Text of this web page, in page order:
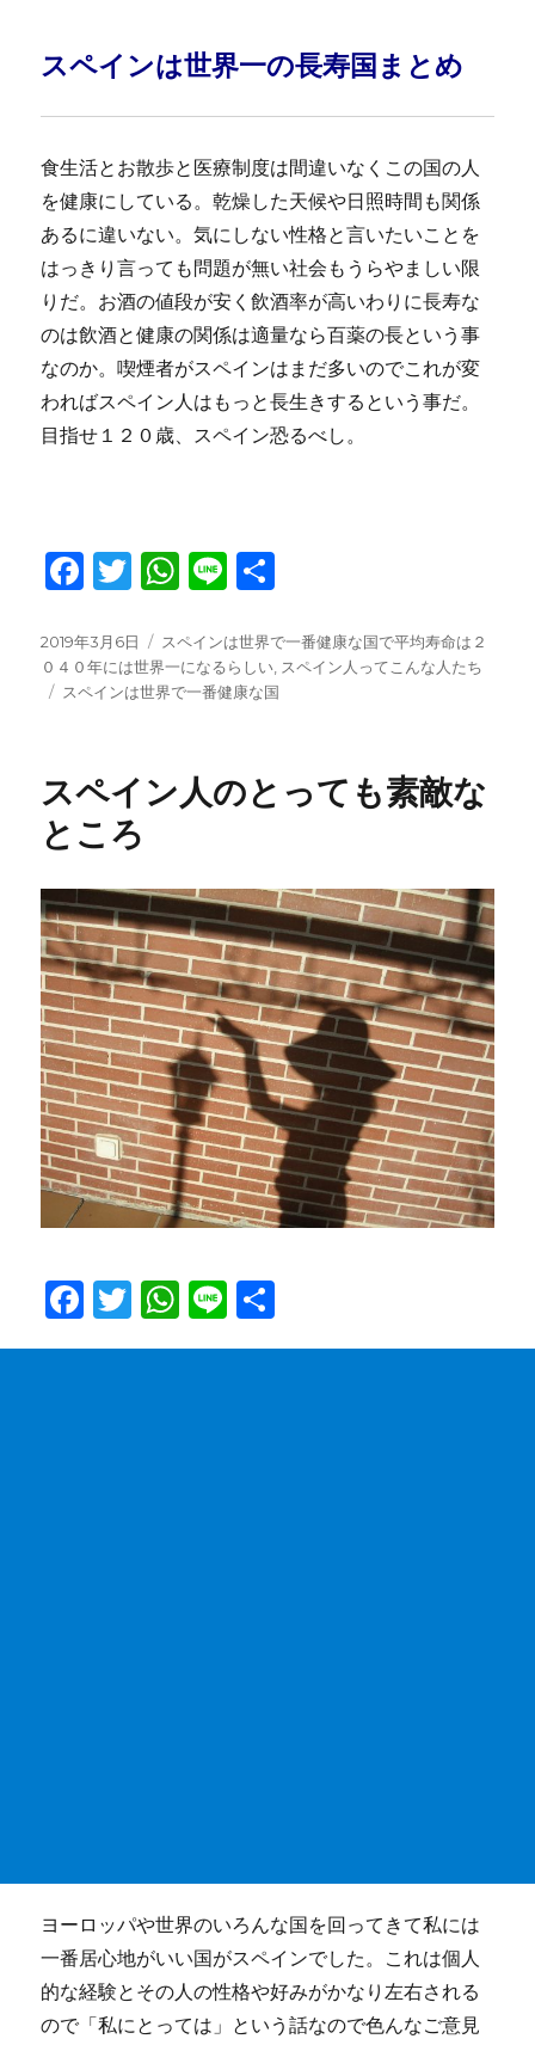
スペインは世界一の長寿国まとめ
食生活とお散歩と医療制度は間違いなくこの国の人
を健康にしている。乾燥した天候や日照時間も関係
あるに違いない。気にしない性格と言いたいことを
はっきり言っても問題が無い社会もうらやましい限
りだ。お酒の値段が安く飲酒率が高いわりに長寿な
のは飲酒と健康の関係は適量なら百薬の長という事
なのか。喫煙者がスペインはまだ多いのでこれが変
わればスペイン人はもっと長生きするという事だ。
目指せ１２０歳、スペイン恐るべし。
F
c
e
o
k
T
it
te
W
at
s
p
Li
e
投
稿
日:
2019年3月6日
カ
テ
ゴ
スペインは世界で一番健康な国で平均寿命は２
０４０年には世界一になるらしい スペイン人ってこんな人たち
タ
スペインは世界で一番健康な国
スペイン人のとっても素敵な
ところ
F
a
T
w
W
h
Li
n 有
ヨーロッパや世界のいろんな国を回ってきて私には
一番居心地がいい国がスペインでした。これは個人
的な経験とその人の性格や好みがかなり左右される
ので「私にとっては」という話なので色んなご意見